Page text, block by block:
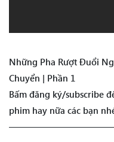
Những Pha Rượt Đuổi
Chuyển | Phần 1
Bấm đăng ký/subscribe
phim hay nữa các bạn